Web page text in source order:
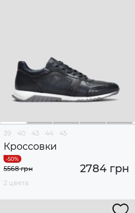
39 40 43 44 45
Кроссовки
2784 грн
5568 грн
2 цвета